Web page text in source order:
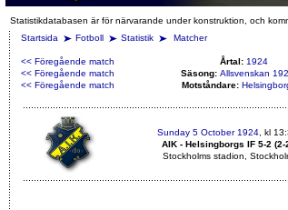
Statistikdatabasen är för närvarande under konstruktion, och
Startsida
Fotboll Statistik Matcher
<< Föregående match Årtal: 1924
<< Föregående match
Säsong: Allsvenskan
<< Föregående match
Motståndare:
Sunday 5 October 1924 , kl
AIK - Helsingborgs IF 5-2 (2-
Stockholms stadion,